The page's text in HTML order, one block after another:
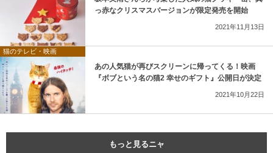
っ赤なクリスマスバージョンが限定発売を開始
2021年11月13日
猫のテレビ・映画
あの人気猫が再びスクリーンに帰ってくる！映画
『ボブという名の猫2 幸せのギフト』公開日が決定
2021年10月22日
もっと見るニャ